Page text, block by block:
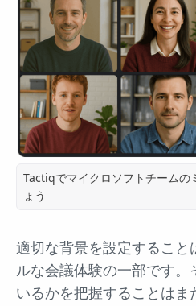
Tactiqでマイクロソフトチームの
ょう
適切な背景を設定すること
ルな会議体験の一部です。
いるかを把握することはま